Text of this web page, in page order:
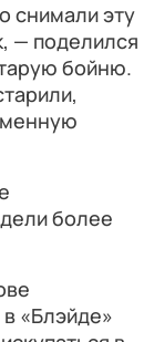
снимали эту
— поделился
бойню.
более
«Блэйде»